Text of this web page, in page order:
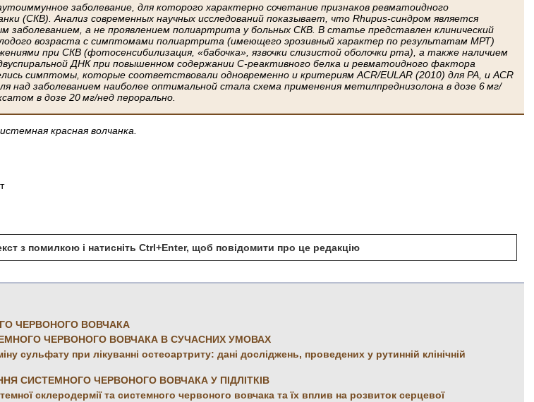
заболевание, для которого характерно сочетание признаков ревматоидного
(СКВ). Анализ современных научных исследований показывает, что Rhupus-синдром является
а не проявлением полиартрита у больных СКВ. В статье представлен клинический
возраста с симптомами полиартрита (имеющего эрозивный характер по результатам МРТ)
при СКВ (фотосенсибилизация, «бабочка», язвочки слизистой оболочки рта), а также наличием
ДНК при повышенном содержании С-реактивного белка и ревматоидного фактора
симптомы, которые соответствовали одновременно и критериям ACR/EULAR (2010) для РА, и ACR
над заболеванием наиболее оптимальной стала схема применения метилпреднизолона в дозе 6 мг/
в дозе 20 мг/нед перорально.
красная волчанка.
з помилкою і натисніть Ctrl+Enter, щоб повідомити про це редакцію
ЧЕРВОНОГО ВОВЧАКА
ЧЕРВОНОГО ВОВЧАКА В СУЧАСНИХ УМОВАХ
сульфату при лікуванні остеоартриту: дані досліджень, проведених у рутинній клінічній
СИСТЕМНОГО ЧЕРВОНОГО ВОВЧАКА У ПІДЛІТКІВ
склеродермії та системного червоного вовчака та їх вплив на розвиток серцевої